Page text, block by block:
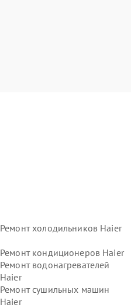
Ремонт холодильников Haier
Ремонт кондиционеров Haier
Ремонт водонагревателей
Haier
Ремонт сушильных машин
Haier